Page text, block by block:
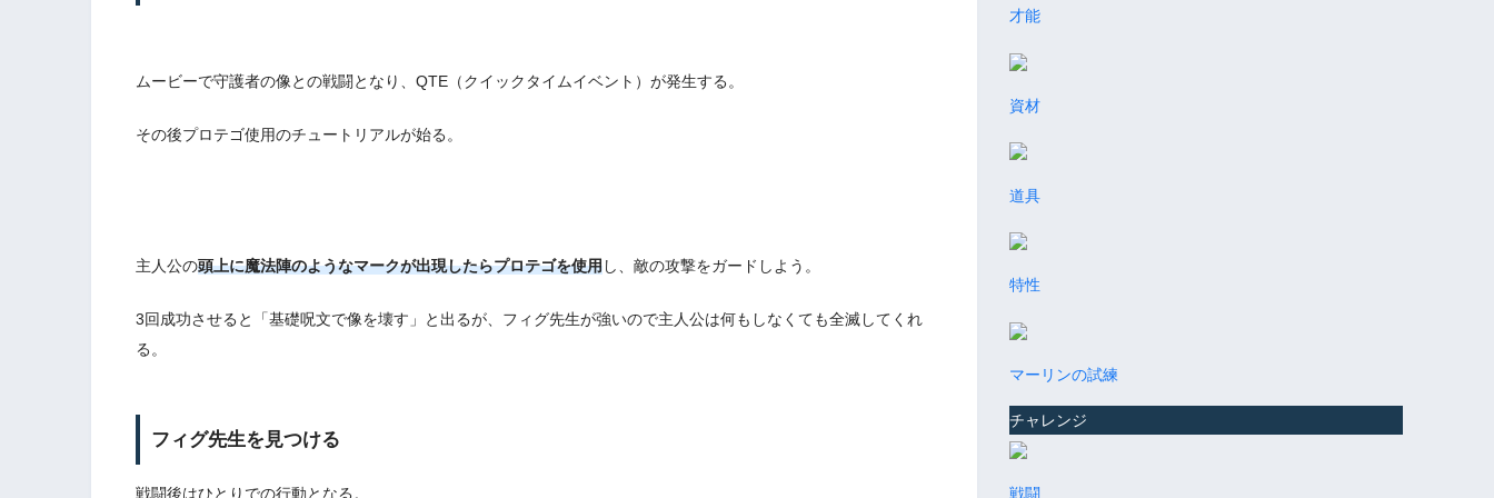
ムービーで守護者の像との戦闘となり、QTE（クイックタイムイベント）が発生する。
その後プロテゴ使用のチュートリアルが始る。
主人公の頭上に魔法陣のようなマークが出現したらプロテゴを使用し、敵の攻撃をガードしよう。
3回成功させると「基礎呪文で像を壊す」と出るが、フィグ先生が強いので主人公は何もしなくても全滅してくれ
る。
フィグ先生を見つける
戦闘後はひとりでの行動となる。
才能
資材
道具
特性
マーリンの試練
チャレンジ
戦闘